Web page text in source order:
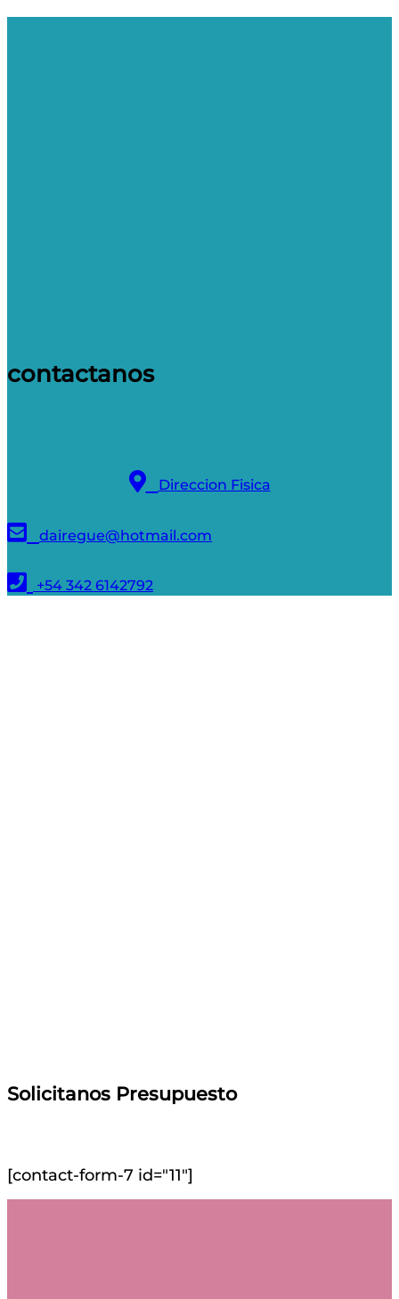
contactanos
Direccion Fisica
dairegue@hotmail.com
+54 342 6142792
Solicitanos Presupuesto
[contact-form-7 id="11"]